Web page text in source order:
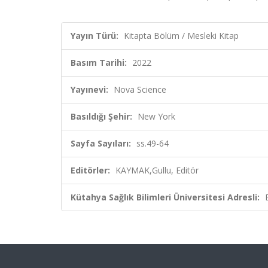
Yayın Türü: Kitapta Bölüm / Mesleki Kitap
Basım Tarihi: 2022
Yayınevi: Nova Science
Basıldığı Şehir: New York
Sayfa Sayıları: ss.49-64
Editörler: KAYMAK,Gullu, Editör
Kütahya Sağlık Bilimleri Üniversitesi Adresli: